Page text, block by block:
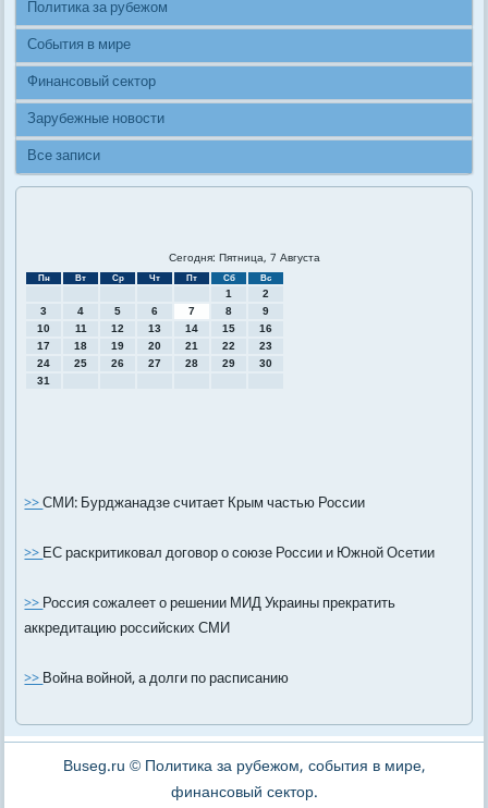
Политика за рубежом
События в мире
Финансовый сектор
Зарубежные новости
Все записи
Сегодня: Пятница, 7 Августа
Пн Вт Ср Чт Пт Сб Вс
1
2
3
4 5 6 7 8
9
10
11 12 13 14 15
16
17
18 19 20 21 22
23
24
25 26 27 28 29
30
31
>>СМИ: Бурджанадзе считает Крым частью России
>>ЕС раскритиковал договор о союзе России и Южной Осетии
>>Россия сожалеет о решении МИД Украины прекратить
аккредитацию российских СМИ
>>Война войной, а долги по расписанию
Buseg.ru © Политика за рубежом, события в мире,
финансовый сектор.